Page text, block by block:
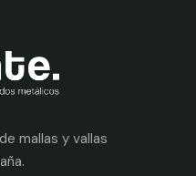
mallas y vallas